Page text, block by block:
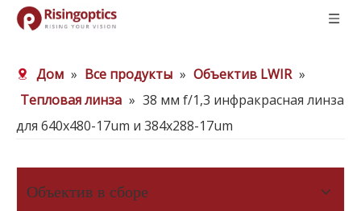
Дом » Все продукты » Объектив LWIR »
Тепловая линза » 38 мм f/1,3 инфракрасная линза
для 640x480-17um и 384x288-17um
Объектив в сборе